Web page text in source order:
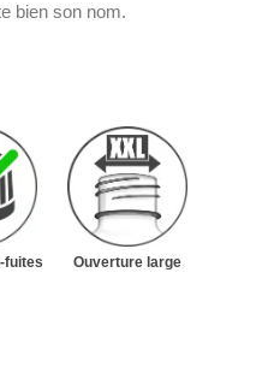
bien son nom.
fuites Ouverture large